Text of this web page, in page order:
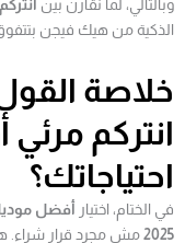
وبالتالي، لما نقارن بين
الذكية من هيك فيجن بتتفوق
خلاصة
انتركم
احتياجاتك؟
في الختام، اختيار أفضل
2025مش مجرد قرار شراء.